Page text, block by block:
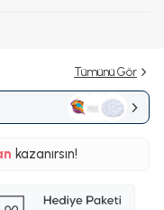
Tümünü Gör
kazanırsın!